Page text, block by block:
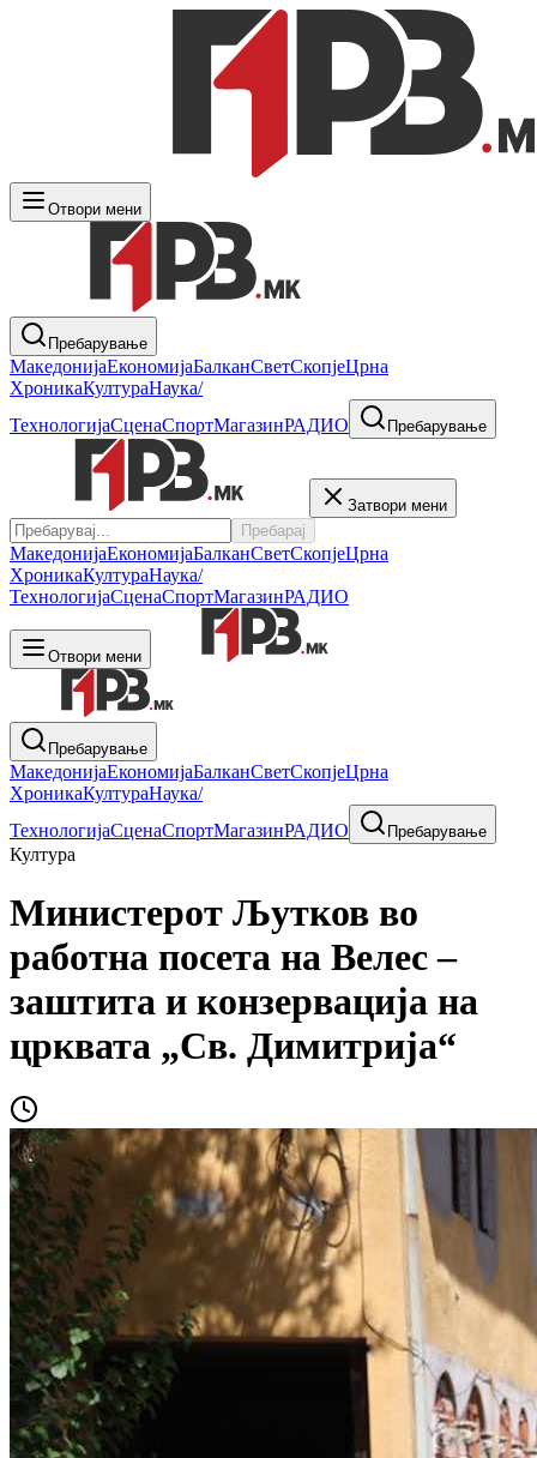
Отвори мени
Пребарување
МакедонијаЕкономијаБалканСветСкопјеЦрна
ХроникаКултураНаука/
ТехнологијаСценаСпортМагазинРАДИО Пребарување
Затвори мени
Пребарај
МакедонијаЕкономијаБалканСветСкопјеЦрна
ХроникаКултураНаука/
ТехнологијаСценаСпортМагазинРАДИО
Отвори мени
Пребарување
МакедонијаЕкономијаБалканСветСкопјеЦрна
ХроникаКултураНаука/
ТехнологијаСценаСпортМагазинРАДИО Пребарување
Култура
Министерот Љутков во
работна посета на Велес –
заштита и конзервација на
црквата „Св. Димитрија“